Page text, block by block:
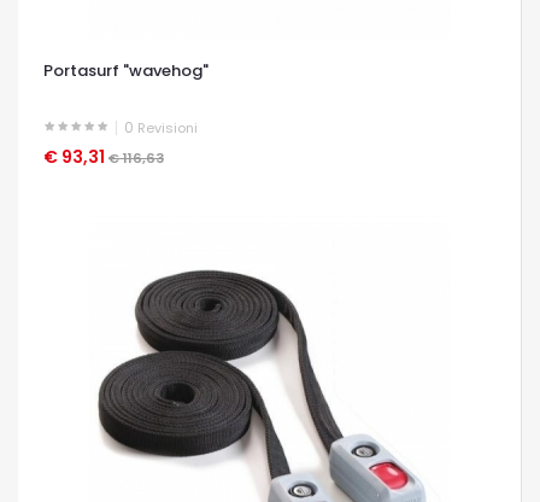
Portasurf "wavehog"
0 Revisioni
€ 93,31 € 116,63
OCCHIATA VELOCE